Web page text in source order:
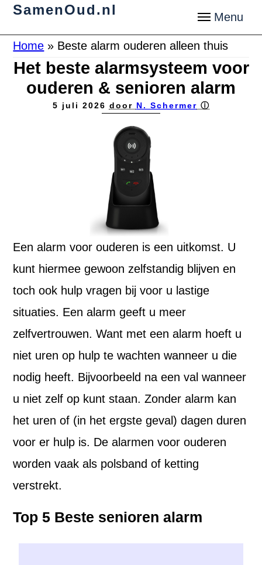
SamenOud.nl
Home » Beste alarm ouderen alleen thuis
Het beste alarmsysteem voor
ouderen & senioren alarm
5 juli 2026 door N. Schermer ⓘ
Een alarm voor ouderen is een uitkomst. U
kunt hiermee gewoon zelfstandig blijven en
toch ook hulp vragen bij voor u lastige
situaties. Een alarm geeft u meer
zelfvertrouwen. Want met een alarm hoeft u
niet uren op hulp te wachten wanneer u die
nodig heeft. Bijvoorbeeld na een val wanneer
u niet zelf op kunt staan. Zonder alarm kan
het uren of (in het ergste geval) dagen duren
voor er hulp is. De alarmen voor ouderen
worden vaak als polsband of ketting
verstrekt.
Top 5 Beste senioren alarm